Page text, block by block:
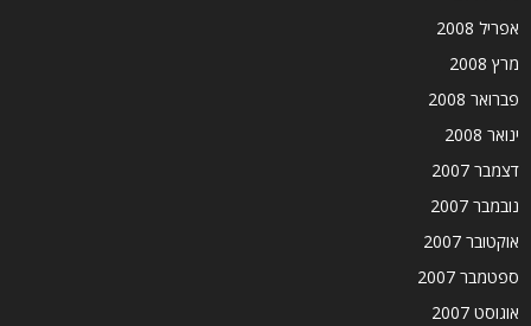
אפריל 2008
מרץ 2008
פברואר 2008
ינואר 2008
דצמבר 2007
נובמבר 2007
אוקטובר 2007
ספטמבר 2007
אוגוסט 2007